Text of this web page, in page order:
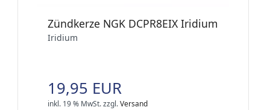
Zündkerze NGK DCPR8EIX Iridium
Iridium
19,95 EUR
inkl. 19 % MwSt.zzgl.Versand